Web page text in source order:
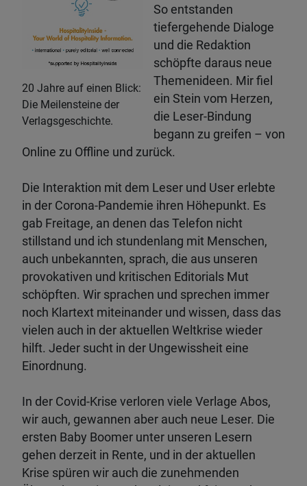
20 Jahre auf einen Blick:
Die Meilensteine der
Verlagsgeschichte.
So entstanden
tiefergehende Dialoge
und die Redaktion
schöpfte daraus neue
Themenideen. Mir fiel
ein Stein vom Herzen,
die Leser-Bindung
begann zu greifen – von
Online zu Offline und zurück.
Die Interaktion mit dem Leser und User erlebte
in der Corona-Pandemie ihren Höhepunkt. Es
gab Freitage, an denen das Telefon nicht
stillstand und ich stundenlang mit Menschen,
auch unbekannten, sprach, die aus unseren
provokativen und kritischen Editorials Mut
schöpften. Wir sprachen und sprechen immer
noch Klartext miteinander und wissen, dass das
vielen auch in der aktuellen Weltkrise wieder
hilft. Jeder sucht in der Ungewissheit eine
Einordnung.
In der Covid-Krise verloren viele Verlage Abos,
wir auch, gewannen aber auch neue Leser. Die
ersten Baby Boomer unter unseren Lesern
gehen derzeit in Rente, und in der aktuellen
Krise spüren wir auch die zunehmenden